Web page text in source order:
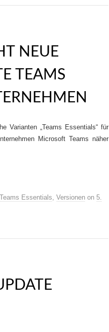
NEUE
TEAMS
Varianten „Teams Essentials“ für
Microsoft Teams näher
Teams Essentials, Versionen on 5.